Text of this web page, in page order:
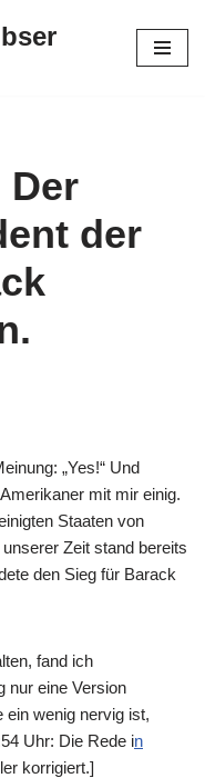
Der
der
„Yes!“ Und
mit mir einig.
Staaten von
Zeit stand bereits
den Sieg für Barack
fand ich
nur eine Version
ein wenig nervig ist,
Uhr: Die Rede in
korrigiert.]